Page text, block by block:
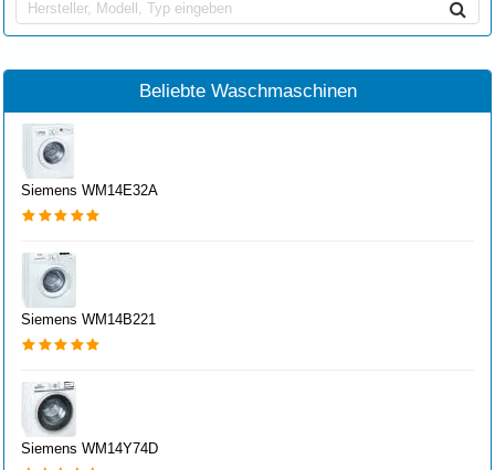
Beliebte Waschmaschinen
Siemens WM14E32A
Siemens WM14B221
Siemens WM14Y74D